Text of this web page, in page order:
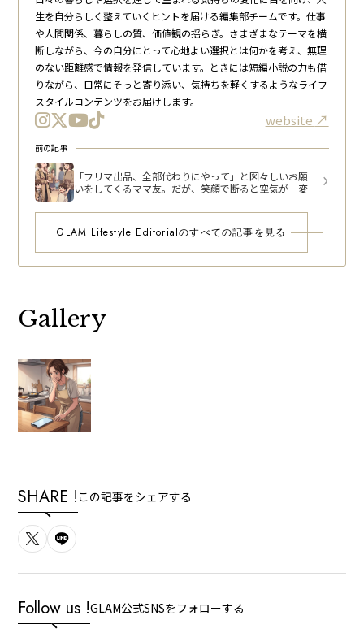
生を自分らしく整えていくヒントを届ける編集部チームです。仕事
や人間関係、暮らしの質、価値観の揺らぎ。さまざまなテーマを横
断しながら、今の自分にとって心地よい選択とは何かを考え、無理
のない距離感で情報を発信しています。ときには短編小説の力も借
りながら、日常にそっと寄り添い、気持ちを軽くするようなライフ
スタイルコンテンツをお届けします。
website
前の記事
「フリマ出品、全部代わりにやって」と図々しいお願
いをしてくるママ友。だが、笑顔で断ると空気が一変
GLAM Lifestyle Editorialのすべての記事を見る
Gallery
SHARE ! この記事をシェアする
Follow us !GLAM公式SNSをフォローする